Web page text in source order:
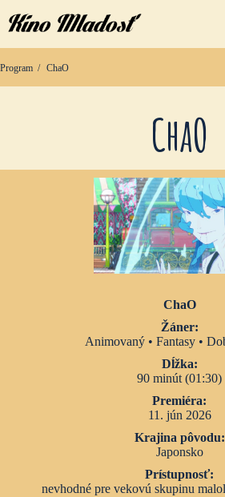
Program ChaO
ChaO
ChaO
Žáner:
Animovaný • Fantasy •
Dĺžka:
90 minút (01:30)
Premiéra:
11. jún 2026
Krajina pôvodu:
Japonsko
Prístupnosť:
nevhodné pre vekovú skupinu